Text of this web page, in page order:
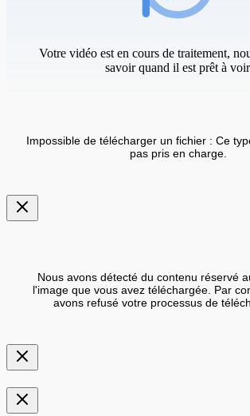
Votre vidéo est en cours de traitement,
savoir quand il est prêt à
Impossible de télécharger un fichier : Ce
pas pris en charge.
Nous avons détecté du contenu réservé
l'image que vous avez téléchargée. Par
avons refusé votre processus de